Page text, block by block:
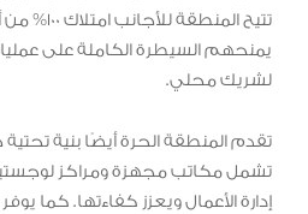
تتيح
يمنحهم السيطرة الكاملة على
لشريك محلي.
تقدم المنطقة الحرة أيضًا بنية
تشمل مكاتب مجهزة ومراكز
إدارة الأعمال ويعزز كفاءتها. كما